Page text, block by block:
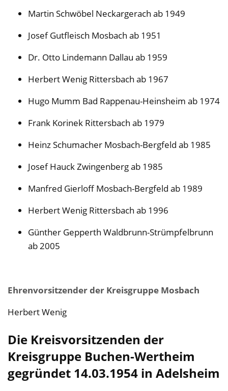
Martin Schwöbel Neckargerach ab 1949
Josef Gutfleisch Mosbach ab 1951
Dr. Otto Lindemann Dallau ab 1959
Herbert Wenig Rittersbach ab 1967
Hugo Mumm Bad Rappenau-Heinsheim ab 1974
Frank Korinek Rittersbach ab 1979
Heinz Schumacher Mosbach-Bergfeld ab 1985
Josef Hauck Zwingenberg ab 1985
Manfred Gierloff Mosbach-Bergfeld ab 1989
Herbert Wenig Rittersbach ab 1996
Günther Gepperth Waldbrunn-Strümpfelbrunn
ab 2005
Ehrenvorsitzender der Kreisgruppe Mosbach
Herbert Wenig
Die Kreisvorsitzenden der
Kreisgruppe Buchen-Wertheim
gegründet 14.03.1954 in Adelsheim